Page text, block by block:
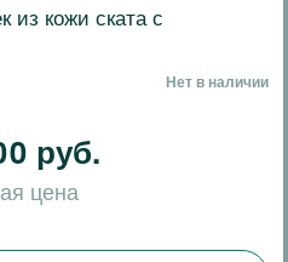
из кожи ската с
Нет в наличии
руб.
цена